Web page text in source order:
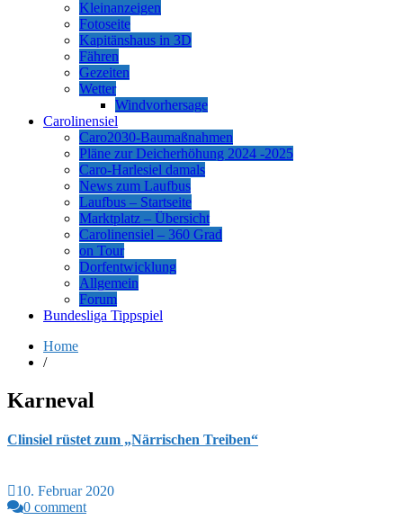
Kleinanzeigen
Fotoseite
Kapitänshaus in 3D
Fähren
Gezeiten
Wetter
Windvorhersage
Carolinensiel
Caro2030-Baumaßnahmen
Pläne zur Deicherhöhung 2024 -2025
Caro-Harlesiel damals
News zum Laufbus
Laufbus – Startseite
Marktplatz – Übersicht
Carolinensiel – 360 Grad
on Tour
Dorfentwicklung
Allgemein
Forum
Bundesliga Tippspiel
Home
/
Karneval
Clinsiel rüstet zum „Närrischen Treiben“
10. Februar 2020
0 comment